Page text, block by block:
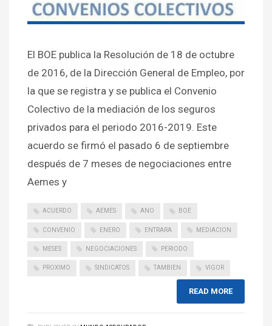
El BOE publica la Resolución de 18 de octubre
de 2016, de la Dirección General de Empleo, por
la que se registra y se publica el Convenio
Colectivo de la mediación de los seguros
privados para el periodo 2016-2019. Este
acuerdo se firmó el pasado 6 de septiembre
después de 7 meses de negociaciones entre
Aemes y
ACUERDO AEMES ANO BOE
CONVENIO ENERO ENTRARA MEDIACION
MESES NEGOCIACIONES PERIODO
PROXIMO SINDICATOS TAMBIEN VIGOR
READ MORE